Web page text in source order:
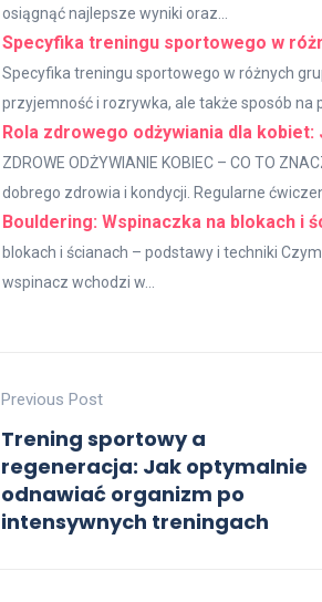
osiągnąć najlepsze wyniki oraz...
Specyfika treningu sportowego w
Specyfika treningu sportowego w różnych
przyjemność i rozrywka, ale także sposób na
Rola zdrowego odżywiania dla
ZDROWE ODŻYWIANIE KOBIEC – CO TO
dobrego zdrowia i kondycji. Regularne
Bouldering: Wspinaczka na blokach i
blokach i ścianach – podstawy i techniki
wspinacz wchodzi w...
Previous Post
Trening sportowy a
regeneracja: Jak optymalnie
odnawiać organizm po
intensywnych treningach